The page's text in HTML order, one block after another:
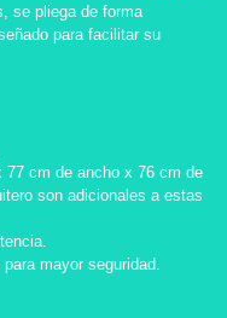
se pliega de forma
para facilitar su
77 cm de ancho x 76 cm de
son adicionales a estas
mayor seguridad.